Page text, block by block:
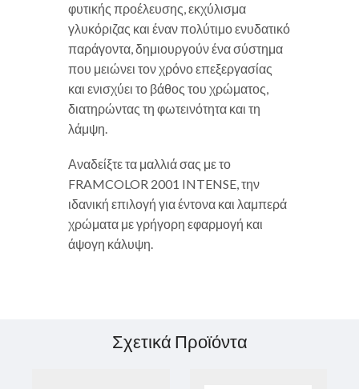
φυτικής προέλευσης, εκχύλισμα
γλυκόριζας και έναν πολύτιμο ενυδατικό
παράγοντα, δημιουργούν ένα σύστημα
που μειώνει τον χρόνο επεξεργασίας
και ενισχύει το βάθος του χρώματος,
διατηρώντας τη φωτεινότητα και τη
λάμψη.
Αναδείξτε τα μαλλιά σας με το
FRAMCOLOR 2001 INTENSE, την
ιδανική επιλογή για έντονα και λαμπερά
χρώματα με γρήγορη εφαρμογή και
άψογη κάλυψη.
Σχετικά Προϊόντα